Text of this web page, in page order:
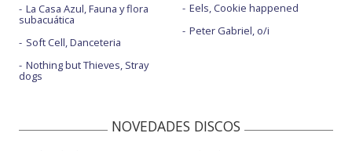
La Casa Azul, Fauna y flora
subacuática
Soft Cell, Danceteria
Nothing but Thieves, Stray
dogs
Eels, Cookie happened
Peter Gabriel, o/i
NOVEDADES DISCOS